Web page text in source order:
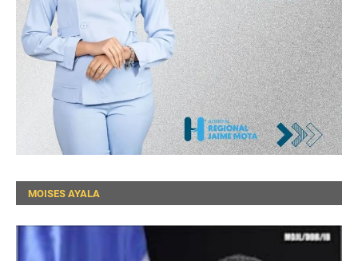
MOISES AYALA